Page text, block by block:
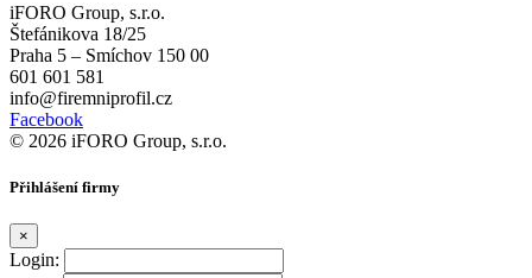
iFORO Group, s.r.o.
Štefánikova 18/25
Praha 5 – Smíchov 150 00
601 601 581
info@firemniprofil.cz
Facebook
© 2026 iFORO Group, s.r.o.
Přihlášení firmy
×
Login: